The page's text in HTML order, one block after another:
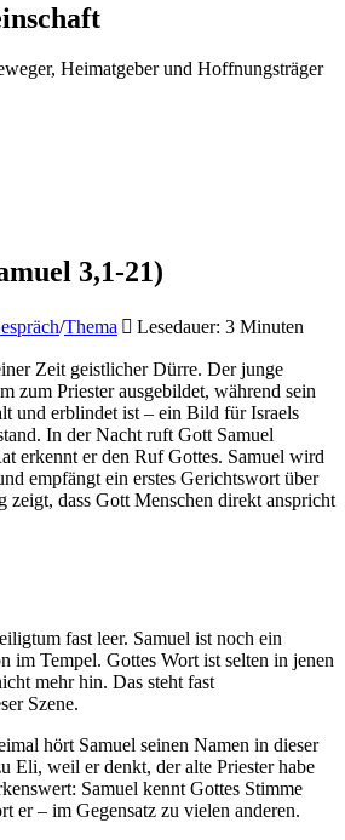
Heimatgeber und Hoffnungsträger
3,1-21)
/Thema Lesedauer: 3 Minuten
Zeit geistlicher Dürre. Der junge
zum Priester ausgebildet, während sein
und erblindet ist – ein Bild für Israels
In der Nacht ruft Gott Samuel
erkennt er den Ruf Gottes. Samuel wird
empfängt ein erstes Gerichtswort über
zeigt, dass Gott Menschen direkt anspricht
fast leer. Samuel ist noch ein
im Tempel. Gottes Wort ist selten in jenen
mehr hin. Das steht fast
Szene.
hört Samuel seinen Namen in dieser
Eli, weil er denkt, der alte Priester habe
Samuel kennt Gottes Stimme
er – im Gegensatz zu vielen anderen.